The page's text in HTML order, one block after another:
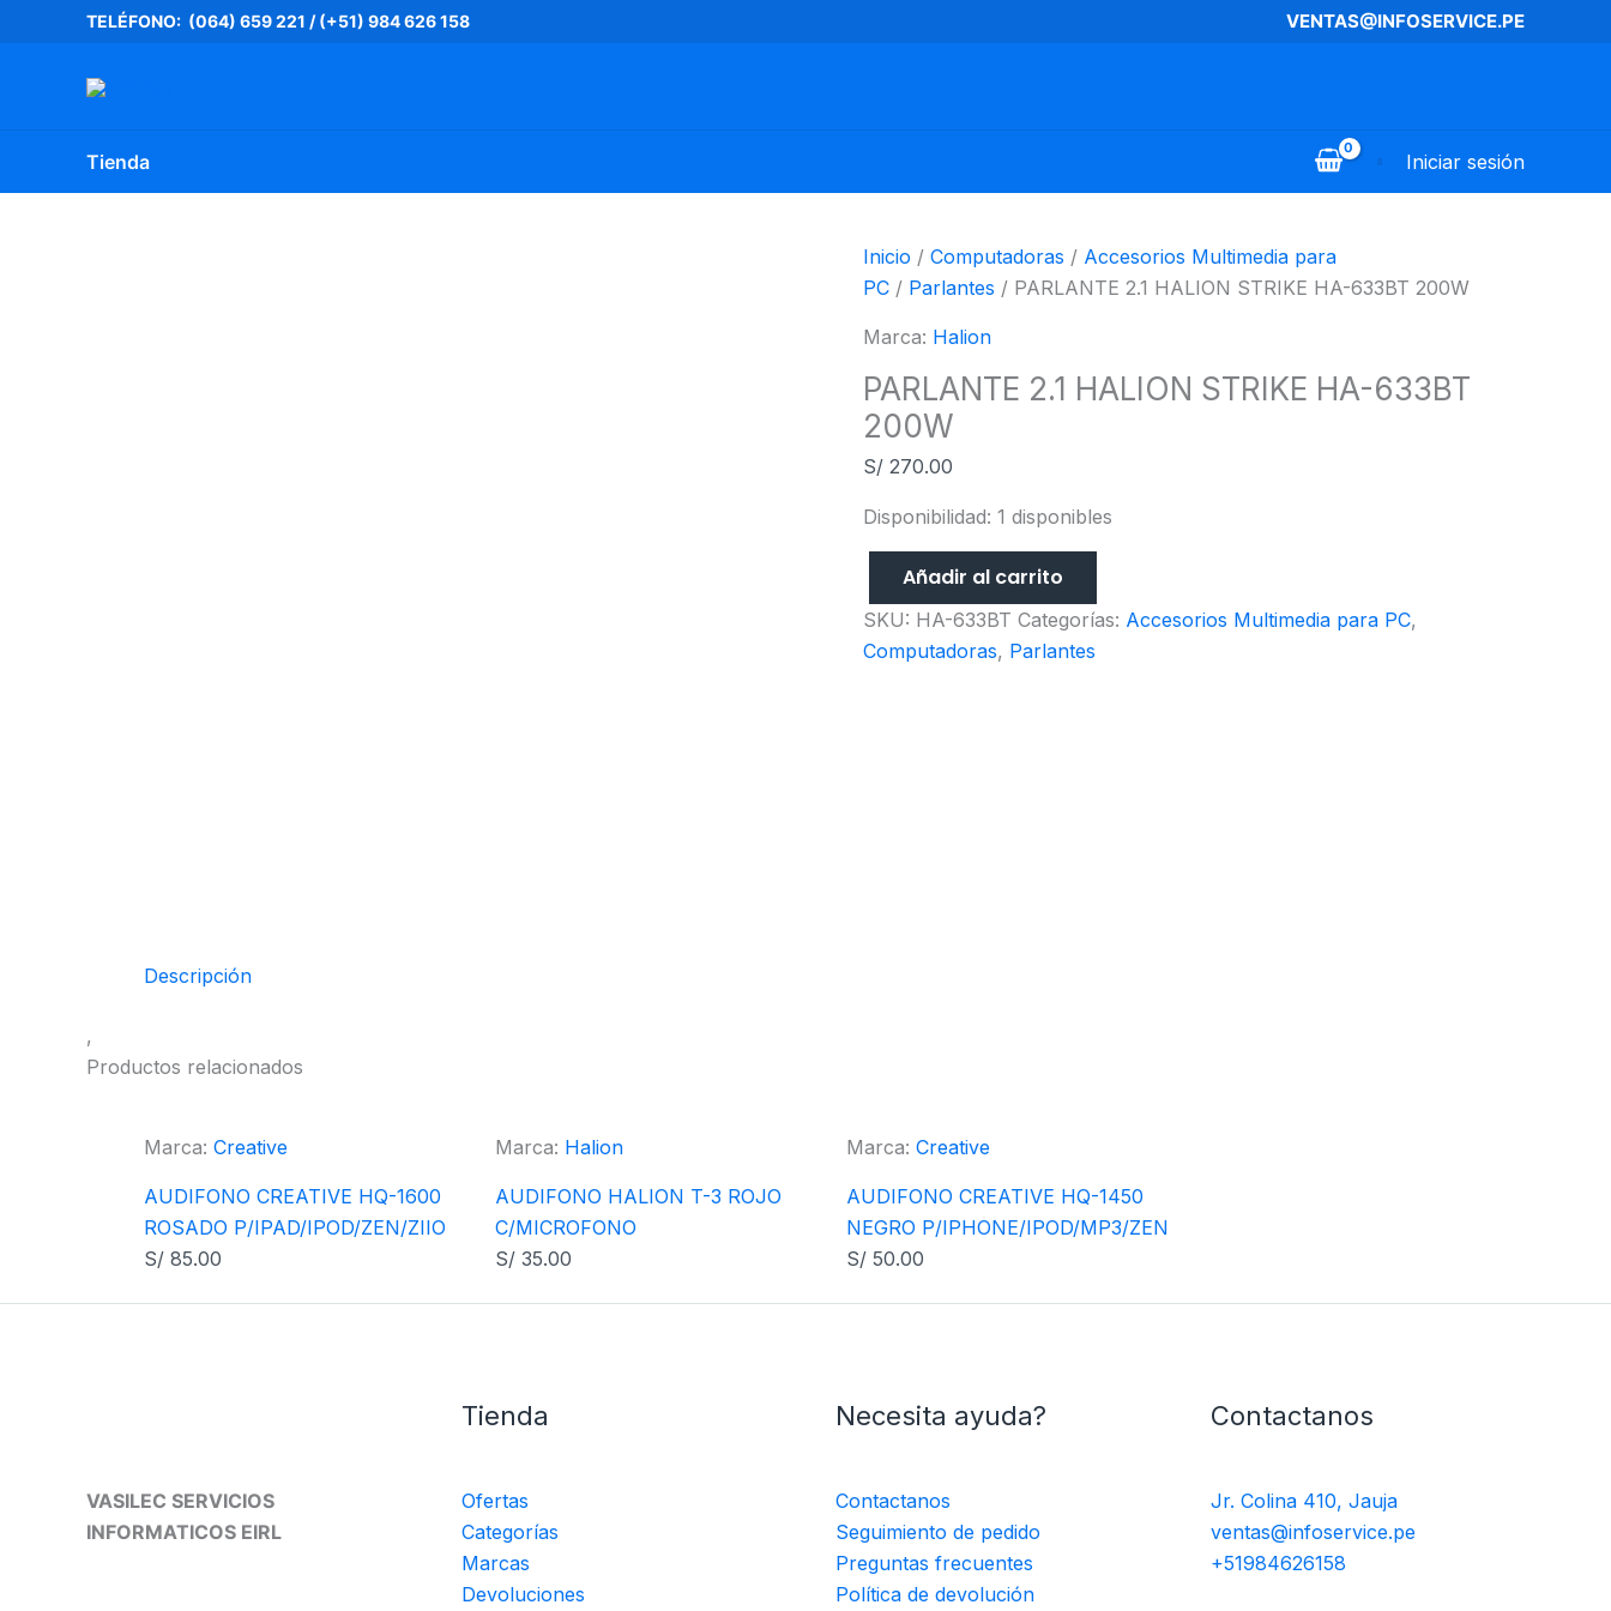
contenido
TELÉFONO: (064) 659 221 /(+51) 984 626 158 VENTAS@INFOSERVICE.PE
Tienda Iniciar sesión
Inicio / Computadoras / Accesorios Multimedia para
PC / Parlantes / PARLANTE 2.1 HALION STRIKE HA-633BT 200W
Marca: Halion
PARLANTE 2.1 HALION STRIKE HA-633BT
200W
S/ 270.00
Disponibilidad: 1 disponibles
Añadir al carrito
SKU: HA-633BT Categorías: Accesorios Multimedia para PC,
Computadoras, Parlantes
Descripción
,
Productos relacionados
Marca: Creative
AUDIFONO CREATIVE HQ-1600
ROSADO P/IPAD/IPOD/ZEN/ZIIO
S/ 85.00
Marca: Halion
AUDIFONO HALION T-3 ROJO
C/MICROFONO
S/ 35.00
Marca: Creative
AUDIFONO CREATIVE HQ-1450
NEGRO P/IPHONE/IPOD/MP3/ZEN
S/ 50.00
VASILEC SERVICIOS
INFORMATICOS EIRL
Tienda
Ofertas
Categorías
Marcas
Devoluciones
Necesita ayuda?
Contactanos
Seguimiento de pedido
Preguntas frecuentes
Política de devolución
Contactanos
Jr. Colina 410, Jauja
ventas@infoservice.pe
+51984626158